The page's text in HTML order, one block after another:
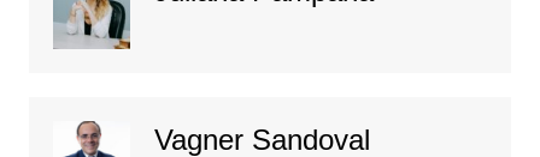
Vagner Sandoval